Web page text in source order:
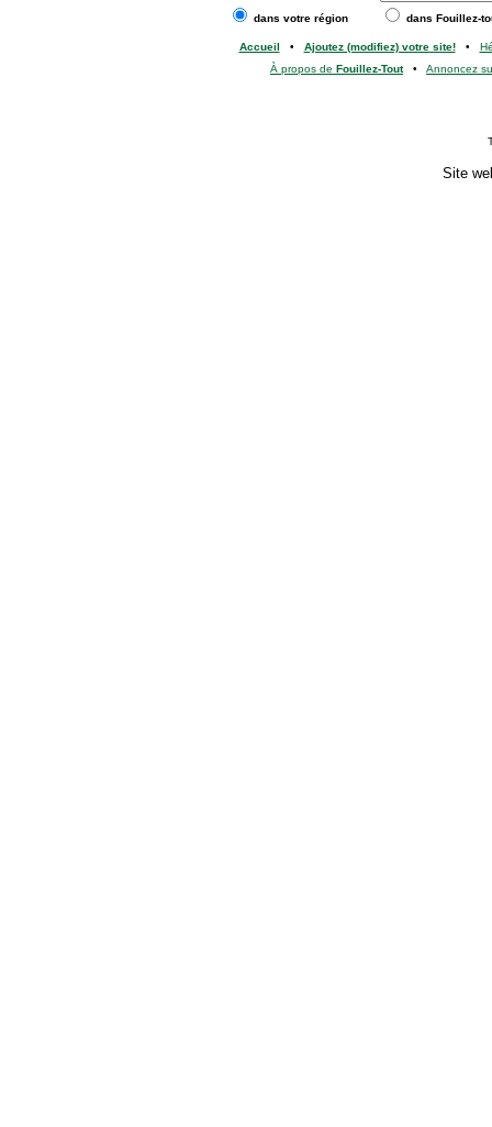
dans votre région dans Fouillez-
Accueil • Ajoutez (modifiez) votre site!•
À propos de Fouillez-Tout• Annoncez
Site